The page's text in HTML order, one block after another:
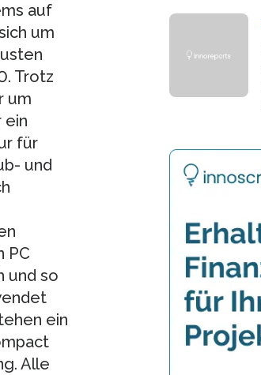
auf
um
Trotz
um
ein
für
und
PC
und so
ein
Alle